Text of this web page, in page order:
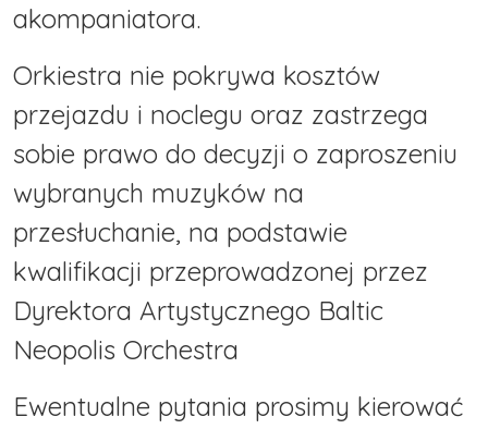
akompaniatora.
Orkiestra nie pokrywa kosztów
przejazdu i noclegu oraz zastrzega
sobie prawo do decyzji o zaproszeniu
wybranych muzyków na
przesłuchanie, na podstawie
kwalifikacji przeprowadzonej przez
Dyrektora Artystycznego Baltic
Neopolis Orchestra
Ewentualne pytania prosimy kierować